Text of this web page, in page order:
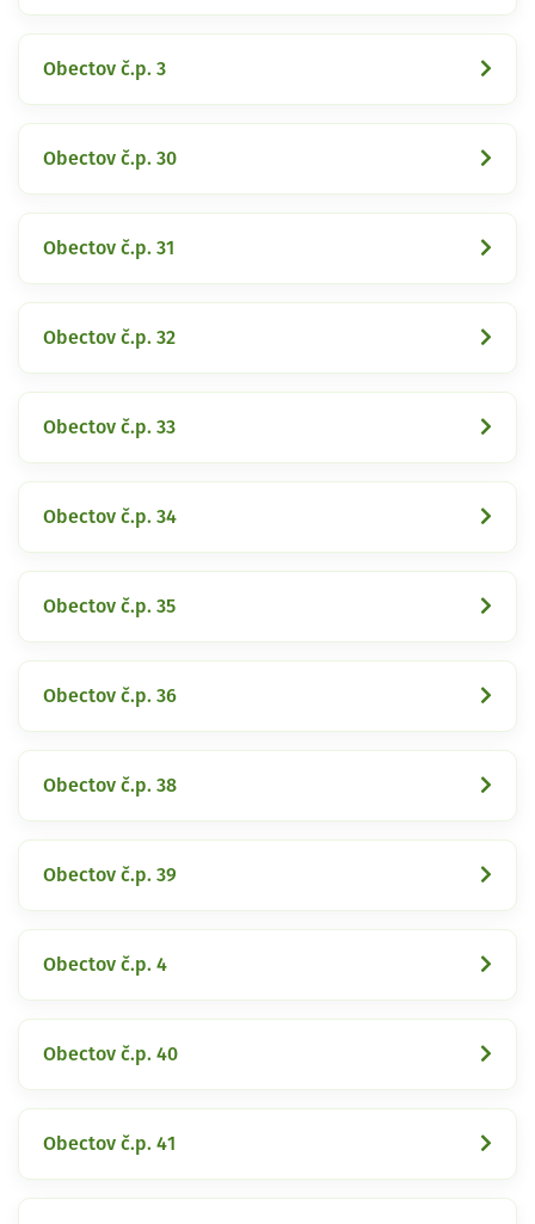
Obectov č.p. 3
Obectov č.p. 30
Obectov č.p. 31
Obectov č.p. 32
Obectov č.p. 33
Obectov č.p. 34
Obectov č.p. 35
Obectov č.p. 36
Obectov č.p. 38
Obectov č.p. 39
Obectov č.p. 4
Obectov č.p. 40
Obectov č.p. 41